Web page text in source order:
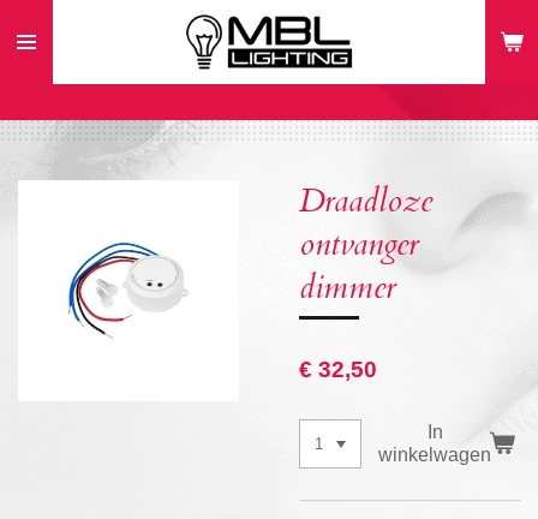
direct
hoofdinhoud
Draadloze
ontvanger
dimmer
€ 32,50
In
winkelwagen